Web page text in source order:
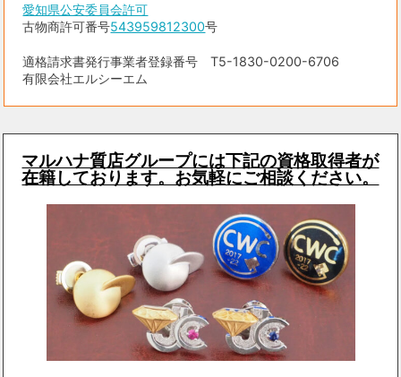
愛知県公安委員会許可
古物商許可番号543959812300号
適格請求書発行事業者登録番号 T5-1830-0200-6706
有限会社エルシーエム
マルハナ質店グループには下記の資格取得者が
在籍しております。お気軽にご相談ください。